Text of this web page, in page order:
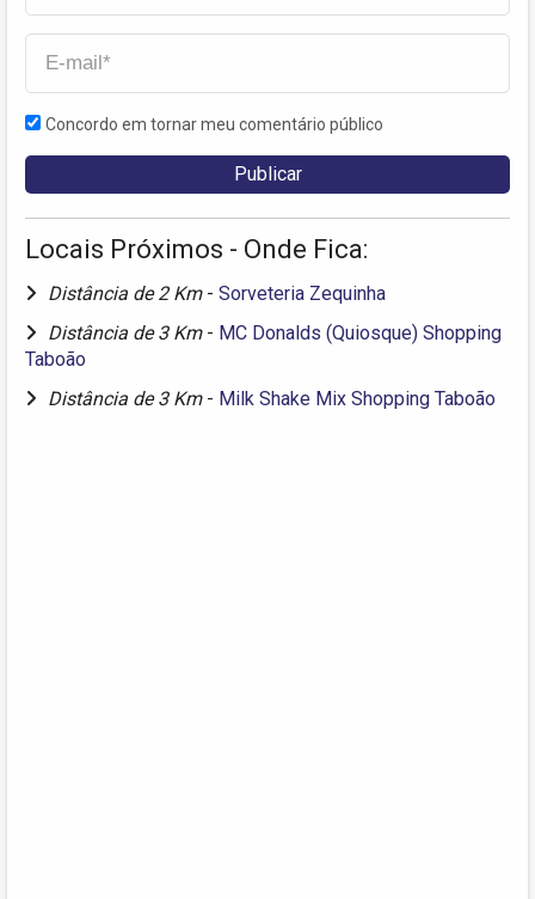
Concordo em tornar meu comentário público
Locais Próximos - Onde Fica:
Distância de 2 Km - Sorveteria Zequinha
Distância de 3 Km - MC Donalds (Quiosque) Shopping
Taboão
Distância de 3 Km - Milk Shake Mix Shopping Taboão